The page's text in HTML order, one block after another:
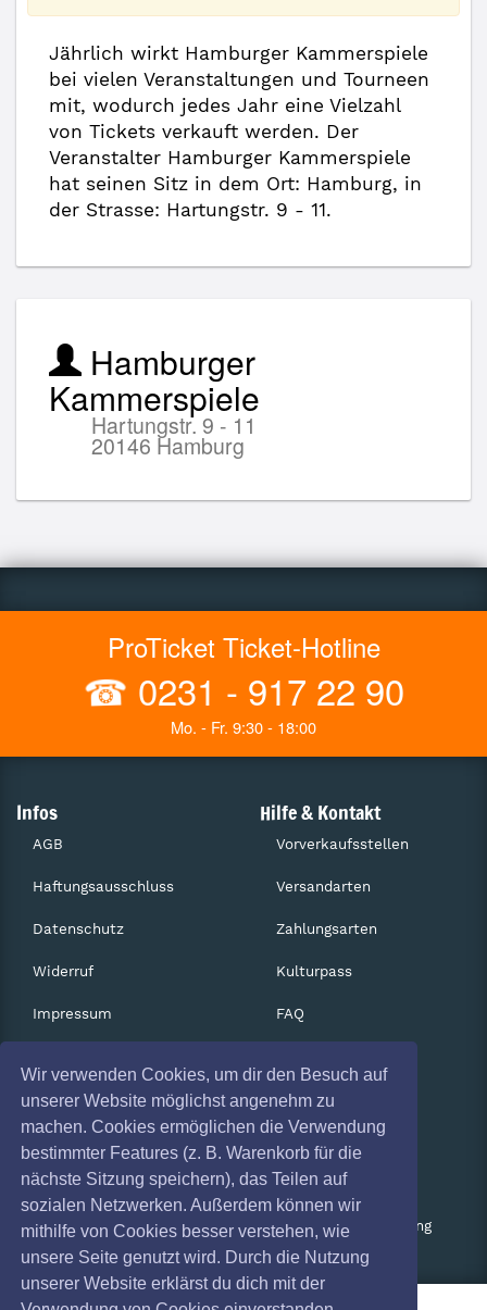
Wir verwenden Cookies, um dir den Besuch auf
unserer Website möglichst angenehm zu
machen. Cookies ermöglichen die Verwendung
bestimmter Features (z. B. Warenkorb für die
nächste Sitzung speichern), das Teilen auf
sozialen Netzwerken. Außerdem können wir
mithilfe von Cookies besser verstehen, wie
unsere Seite genutzt wird. Durch die Nutzung
unserer Website erklärst du dich mit der
Jährlich wirkt Hamburger Kammerspiele
bei vielen Veranstaltungen und Tourneen
mit, wodurch jedes Jahr eine Vielzahl
von Tickets verkauft werden. Der
Veranstalter Hamburger Kammerspiele
hat seinen Sitz in dem Ort: Hamburg, in
der Strasse: Hartungstr. 9 - 11.
Hamburger
Kammerspiele
Hartungstr. 9 - 11
20146 Hamburg
ProTicket Ticket-Hotline
☎ 0231 - 917 22 90
Mo. - Fr. 9:30 - 18:00
Infos
AGB
Haftungsausschluss
Datenschutz
Widerruf
Impressum
Coronavirus (COVID 19)
Hilfe & Kontakt
Vorverkaufsstellen
Versandarten
Zahlungsarten
Kulturpass
FAQ
Services
Gutscheine
Geschäftskunden
Kartenrückgabe
Besucherregistrierung